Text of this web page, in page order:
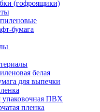
(гофроящики)
бумага
белая
для выпечки
упаковочная ПВХ
пленка